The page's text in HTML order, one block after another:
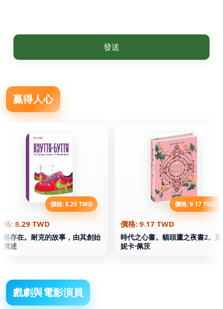
發送
贏得人心
價格: 8.29 TWD
格: 8.29 TWD
鞋存在。耐克的故事，由其創始
講述
價格: 9.17 TWD
價格: 9.17 TWD
時代之心書。貓頭鷹之夜書2。莫
妮卡·佩茨
戲劇與電影演員